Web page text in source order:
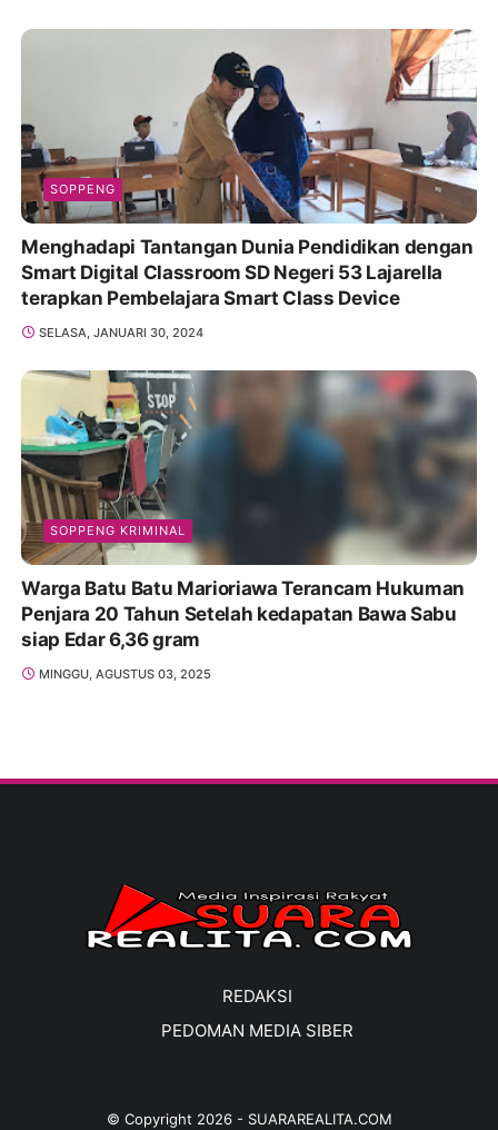
SOPPENG
Menghadapi Tantangan Dunia Pendidikan dengan
Smart Digital Classroom SD Negeri 53 Lajarella
terapkan Pembelajara Smart Class Device
SELASA, JANUARI 30, 2024
SOPPENG KRIMINAL
Warga Batu Batu Marioriawa Terancam Hukuman
Penjara 20 Tahun Setelah kedapatan Bawa Sabu
siap Edar 6,36 gram
MINGGU, AGUSTUS 03, 2025
REDAKSI
PEDOMAN MEDIA SIBER
© Copyright 2026- SUARAREALITA.COM